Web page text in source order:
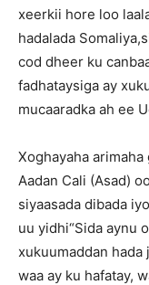
xeerkii hore loo
hadalada
cod dheer ku
fadhataysiga ay
mucaaradka ah ee
Xoghayaha
Aadan Cali (Asad)
siyaasada dibada
uu yidhi“Sida aynu
xukuumaddan
waa ay ku hafatay,